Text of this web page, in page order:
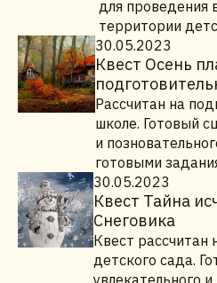
для проведения
территории
30.05.2023
Квест Осень
Рассчитан на
школе. Готовый
и
готовыми
30.05.2023
Квест Тайна
Снеговика
Квест рассчитан
детского сада.
увлекательного